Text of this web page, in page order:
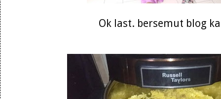
Ok last. bersemut blog